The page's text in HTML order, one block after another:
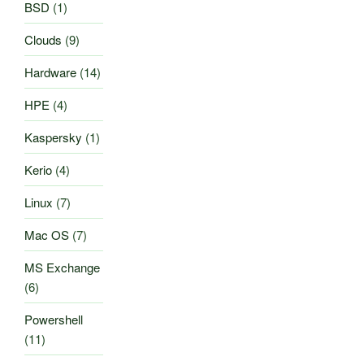
BSD (1)
Clouds (9)
Hardware (14)
HPE (4)
Kaspersky (1)
Kerio (4)
Linux (7)
Mac OS (7)
MS Exchange
(6)
Powershell
(11)